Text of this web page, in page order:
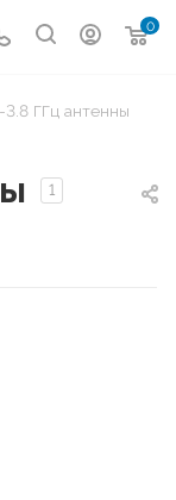
0
3.8 ГГц антенны
1